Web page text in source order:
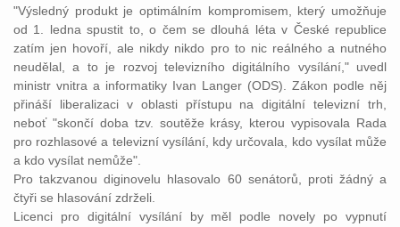
"Výsledný produkt je optimálním kompromisem, který umožňuje
od 1. ledna spustit to, o čem se dlouhá léta v České republice
zatím jen hovoří, ale nikdy nikdo pro to nic reálného a nutného
neudělal, a to je rozvoj televizního digitálního vysílání," uvedl
ministr vnitra a informatiky Ivan Langer (ODS). Zákon podle něj
přináší liberalizaci v oblasti přístupu na digitální televizní trh,
neboť "skončí doba tzv. soutěže krásy, kterou vypisovala Rada
pro rozhlasové a televizní vysílání, kdy určovala, kdo vysílat může
a kdo vysílat nemůže".
Pro takzvanou diginovelu hlasovalo 60 senátorů, proti žádný a
čtyři se hlasování zdrželi.
Licenci pro digitální vysílání by měl podle novely po vypnutí